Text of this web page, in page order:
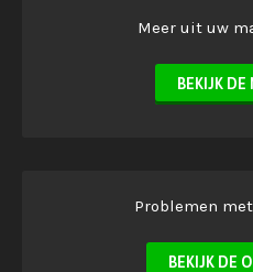
Meer uit uw
BEKIJK
Problemen
BEKIJK DE